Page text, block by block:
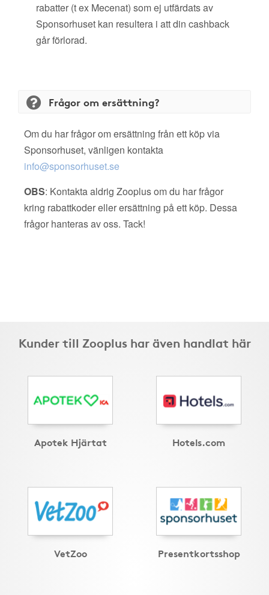
rabatter (t ex Mecenat) som ej utfärdats av
Sponsorhuset kan resultera i att din cashback
går förlorad.
Frågor om ersättning?
Om du har frågor om ersättning från ett köp via
Sponsorhuset, vänligen kontakta
info@sponsorhuset.se
OBS: Kontakta aldrig Zooplus om du har frågor
kring rabattkoder eller ersättning på ett köp. Dessa
frågor hanteras av oss. Tack!
Kunder till Zooplus har även handlat här
Apotek Hjärtat Hotels.com
VetZoo Presentkortsshop